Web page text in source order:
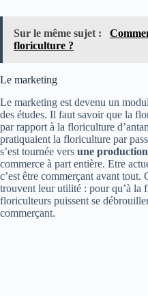
Sur le même sujet :
floriculture ?
Le marketing
Le marketing est devenu un
des études. Il faut savoir que la
par rapport à la floriculture
pratiquaient la floriculture par
s’est tournée vers une production
commerce à part entière. Etre
c’est être commerçant avant tout.
trouvent leur utilité : pour qu’à la
floriculteurs puissent se
commerçant.